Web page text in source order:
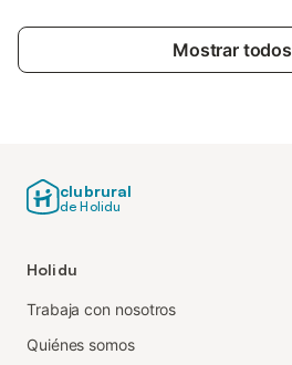
Mostrar todos
clubrural
de Holidu
Holidu
Trabaja con nosotros
Quiénes somos